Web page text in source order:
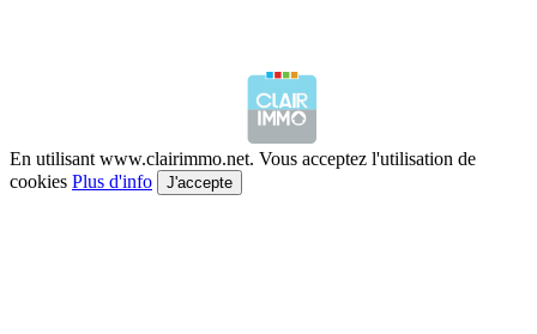
En utilisant www.clairimmo.net. Vous acceptez l'utilisation de
cookies Plus d'info J'accepte